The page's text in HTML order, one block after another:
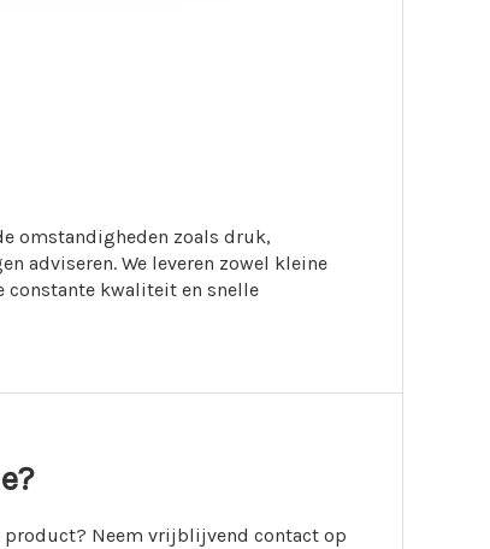
omstandigheden zoals druk,
adviseren. We leveren zowel kleine
constante kwaliteit en snelle
Neem vrijblijvend contact op